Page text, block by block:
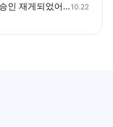
드디어 캐나다학생비자가 승인 재게되었어요! -스캇쌤 팩트체크 영상첨부10.22